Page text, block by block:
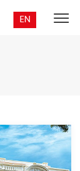
EN